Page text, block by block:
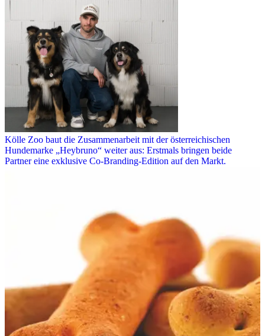
Kölle Zoo baut die Zusammenarbeit mit der österreichischen
Hundemarke „Heybruno“ weiter aus: Erstmals bringen beide
Partner eine exklusive Co-Branding-Edition auf den Markt.